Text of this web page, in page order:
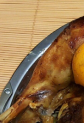
Ricette Piatti unici
Ricette Pesce
Video Ricette
Ricette per Ingrediente